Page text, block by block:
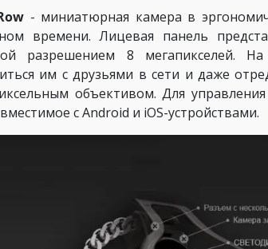
- миниатюрная камера в
времени. Лицевая панель
разрешением 8 мегапикселей.
им с друзьями в сети и даже
объективом. Для
с Android и iOS-устройствами.